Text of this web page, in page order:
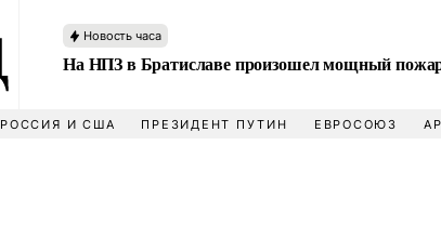
Новость часа
На НПЗ в Братиславе произошел мощный
РОССИЯ И США ПРЕЗИДЕНТ ПУТИН ЕВРОСОЮЗ